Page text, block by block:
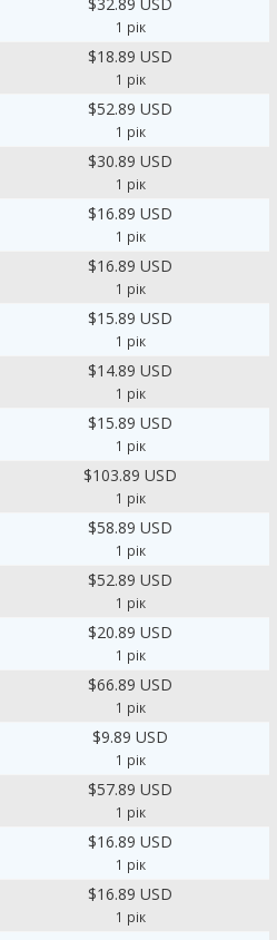
1 рік
$18.89 USD
1 рік
$52.89 USD
1 рік
$30.89 USD
1 рік
$16.89 USD
1 рік
$16.89 USD
1 рік
$15.89 USD
1 рік
$14.89 USD
1 рік
$15.89 USD
1 рік
$103.89 USD
1 рік
$58.89 USD
1 рік
$52.89 USD
1 рік
$20.89 USD
1 рік
$66.89 USD
1 рік
$9.89 USD
1 рік
$57.89 USD
1 рік
$16.89 USD
1 рік
$16.89 USD
1 рік